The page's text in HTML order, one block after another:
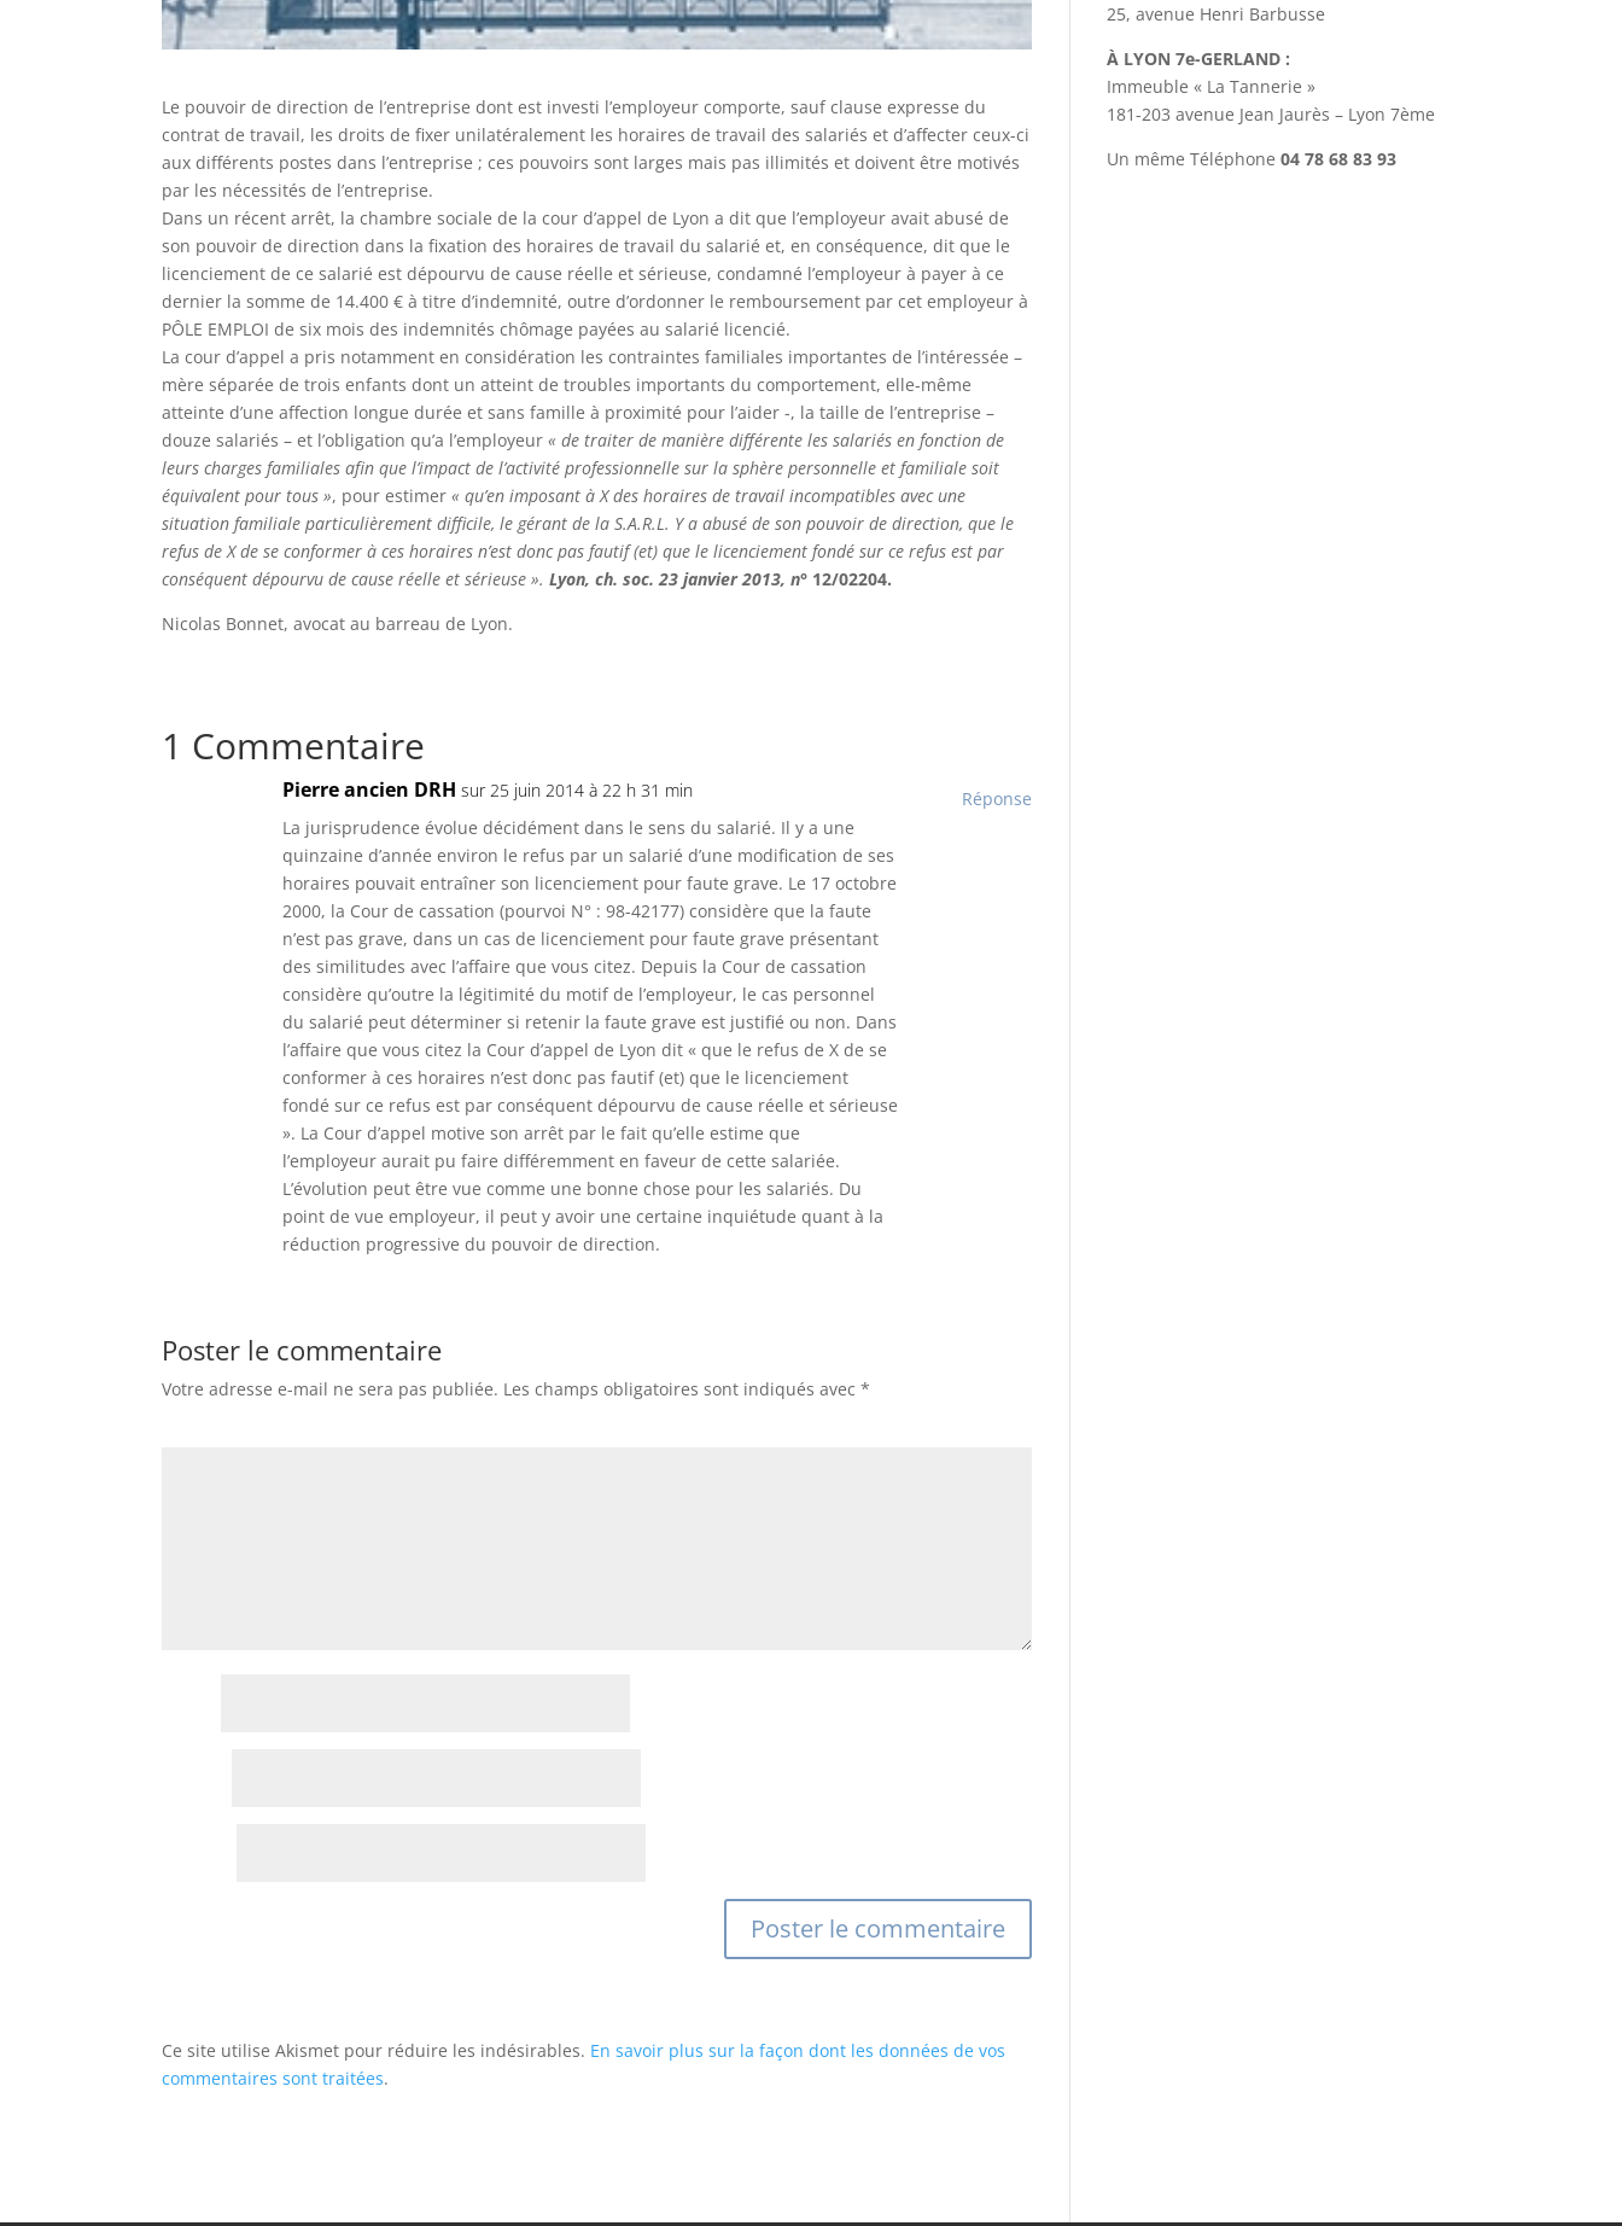
Le pouvoir de direction de l’entreprise dont est investi l’employeur comporte, sauf clause expresse du
contrat de travail, les droits de fixer unilatéralement les horaires de travail des salariés et d’affecter ceux-ci
aux différents postes dans l’entreprise ; ces pouvoirs sont larges mais pas illimités et doivent être motivés
par les nécessités de l’entreprise.
Dans un récent arrêt, la chambre sociale de la cour d’appel de Lyon a dit que l’employeur avait abusé de
son pouvoir de direction dans la fixation des horaires de travail du salarié et, en conséquence, dit que le
licenciement de ce salarié est dépourvu de cause réelle et sérieuse, condamné l’employeur à payer à ce
dernier la somme de 14.400 € à titre d’indemnité, outre d’ordonner le remboursement par cet employeur à
PÔLE EMPLOI de six mois des indemnités chômage payées au salarié licencié.
La cour d’appel a pris notamment en considération les contraintes familiales importantes de l’intéressée –
mère séparée de trois enfants dont un atteint de troubles importants du comportement, elle-même
atteinte d’une affection longue durée et sans famille à proximité pour l’aider -, la taille de l’entreprise –
douze salariés – et l’obligation qu’a l’employeur« de traiter de manière différente les salariés en fonction de
leurs charges familiales afin que l’impact de l’activité professionnelle sur la sphère personnelle et familiale soit
équivalent pour tous », pour estimer« qu’en imposant à X des horaires de travail incompatibles avec une
situation familiale particulièrement difficile, le gérant de la S.A.R.L. Y a abusé de son pouvoir de direction, que le
refus de X de se conformer à ces horaires n’est donc pas fautif (et) que le licenciement fondé sur ce refus est par
conséquent dépourvu de cause réelle et sérieuse ». Lyon, ch. soc. 23 janvier 2013, n° 12/02204.
Nicolas Bonnet, avocat au barreau de Lyon.
1 Commentaire
Pierre ancien DRH sur 25 juin 2014 à 22 h 31 min
La jurisprudence évolue décidément dans le sens du salarié. Il y a une
quinzaine d’année environ le refus par un salarié d’une modification de ses
horaires pouvait entraîner son licenciement pour faute grave. Le 17 octobre
2000, la Cour de cassation (pourvoi N° : 98-42177) considère que la faute
n’est pas grave, dans un cas de licenciement pour faute grave présentant
des similitudes avec l’affaire que vous citez. Depuis la Cour de cassation
considère qu’outre la légitimité du motif de l’employeur, le cas personnel
du salarié peut déterminer si retenir la faute grave est justifié ou non. Dans
l’affaire que vous citez la Cour d’appel de Lyon dit « que le refus de X de se
conformer à ces horaires n’est donc pas fautif (et) que le licenciement
fondé sur ce refus est par conséquent dépourvu de cause réelle et sérieuse
». La Cour d’appel motive son arrêt par le fait qu’elle estime que
l’employeur aurait pu faire différemment en faveur de cette salariée.
L’évolution peut être vue comme une bonne chose pour les salariés. Du
point de vue employeur, il peut y avoir une certaine inquiétude quant à la
réduction progressive du pouvoir de direction.
Réponse
Poster le commentaire
Votre adresse e-mail ne sera pas publiée. Les champs obligatoires sont indiqués avec*
Ce site utilise Akismet pour réduire les indésirables. En savoir plus sur la façon dont les données de vos
commentaires sont traitées.
25, avenue Henri Barbusse
À LYON 7e-GERLAND :
Immeuble « La Tannerie »
181-203 avenue Jean Jaurès – Lyon 7ème
Un même Téléphone04 78 68 83 93